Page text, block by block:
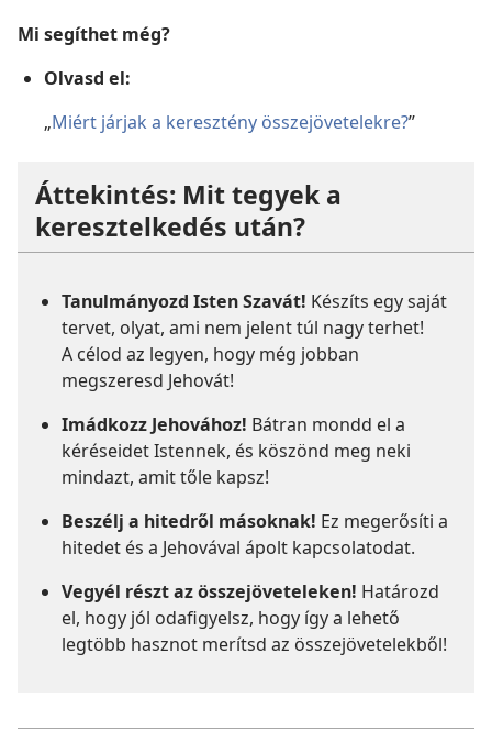
Mi segíthet még?
Olvasd el:
„Miért járjak a keresztény összejövetelekre?”
Áttekintés: Mit tegyek a
keresztelkedés után?
Tanulmányozd Isten Szavát! Készíts egy saját
tervet, olyat, ami nem jelent túl nagy terhet!
A célod az legyen, hogy még jobban
megszeresd Jehovát!
Imádkozz Jehovához! Bátran mondd el a
kéréseidet Istennek, és köszönd meg neki
mindazt, amit tőle kapsz!
Beszélj a hitedről másoknak! Ez megerősíti a
hitedet és a Jehovával ápolt kapcsolatodat.
Vegyél részt az összejöveteleken! Határozd
el, hogy jól odafigyelsz, hogy így a lehető
legtöbb hasznot merítsd az összejövetelekből!